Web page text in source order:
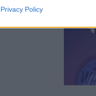
Privacy Policy